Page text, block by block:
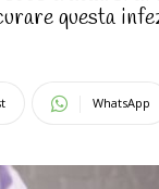
questa
WhatsApp